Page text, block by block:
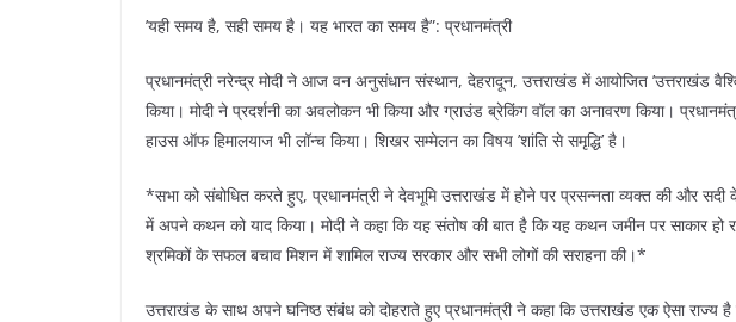
’यही समय है, सही समय है। यह भारत का समय है”: प्रधानमंत्री
प्रधानमंत्री नरेन्द्र मोदी ने आज वन अनुसंधान संस्थान, देहरादून, उत्तराखंड में आयोजित ’उत्तराखंड
किया। मोदी ने प्रदर्शनी का अवलोकन भी किया और ग्राउंड ब्रेकिंग वॉल का अनावरण किया।
हाउस ऑफ हिमालयाज भी लॉन्च किया। शिखर सम्मेलन का विषय ’शांति से समृद्धि’ है।
*सभा को संबोधित करते हुए, प्रधानमंत्री ने देवभूमि उत्तराखंड में होने पर प्रसन्नता व्यक्त की और
में अपने कथन को याद किया। मोदी ने कहा कि यह संतोष की बात है कि यह कथन जमीन पर साकार हो
श्रमिकों के सफल बचाव मिशन में शामिल राज्य सरकार और सभी लोगों की सराहना की।*
उत्तराखंड के साथ अपने घनिष्ठ संबंध को दोहराते हुए प्रधानमंत्री ने कहा कि उत्तराखंड एक ऐसा राज्य